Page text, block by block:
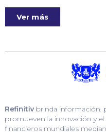
Ver más
Refinitiv brinda información,
promueven la innovación y
financieros mundiales